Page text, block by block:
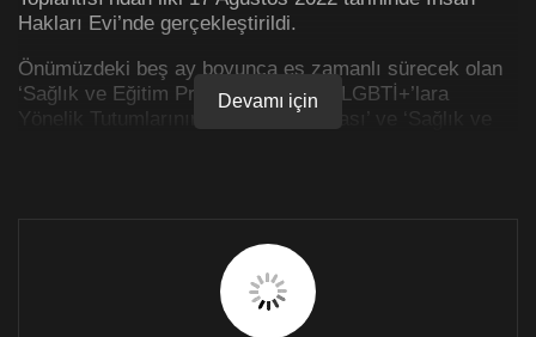
Hakları Evi’nde gerçekleştirildi.
Önümüzdeki beş ay boyunca eş zamanlı sürecek olan
‘Sağlık ve Eğitim Profesyonellerinin LGBTİ+’lara
Yönelik Tutumlarının Haritalandırılması’ ve ‘Sağlık ve
LGBTİ+ kapsayıcı eğitim modüllerinin geliştirilmesi için
yapılacak çalışmalara temel oluşturacaktır. Sağlık ve
eğitim sektöründe çalışan profesyonellere yönelik
hazırlanacak kapasite artırma eğitim modüllerinin
Devamı için